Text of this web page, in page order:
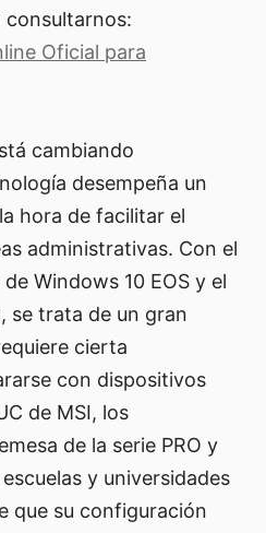
consultarnos:
Oficial para
cambiando
desempeña un
hora de facilitar el
administrativas. Con el
Windows 10 EOS y el
se trata de un gran
cierta
con dispositivos
de MSI, los
de la serie PRO y
y universidades
que su configuración